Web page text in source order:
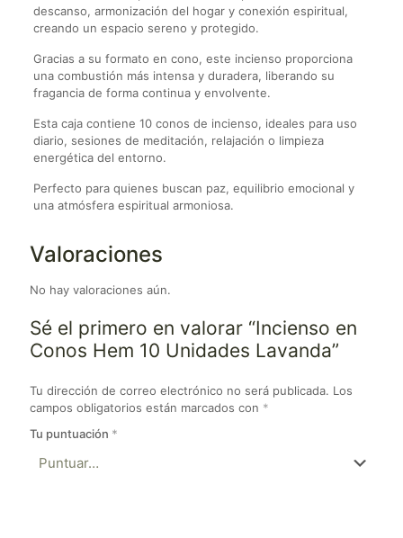
descanso, armonización del hogar y conexión espiritual,
creando un espacio sereno y protegido.
Gracias a su formato en cono, este incienso proporciona
una combustión más intensa y duradera, liberando su
fragancia de forma continua y envolvente.
Esta caja contiene 10 conos de incienso, ideales para uso
diario, sesiones de meditación, relajación o limpieza
energética del entorno.
Perfecto para quienes buscan paz, equilibrio emocional y
una atmósfera espiritual armoniosa.
Valoraciones
No hay valoraciones aún.
Sé el primero en valorar “Incienso en
Conos Hem 10 Unidades Lavanda”
Tu dirección de correo electrónico no será publicada. Los
campos obligatorios están marcados con *
Tu puntuación *